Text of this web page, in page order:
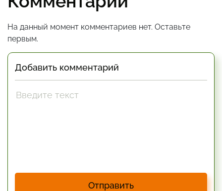
На данный момент комментариев нет. Оставьте
первым.
Добавить комментарий
Отправить